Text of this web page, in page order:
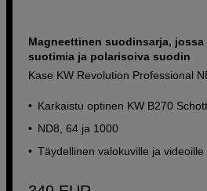
Magneettinen suodinsarja, jossa
suotimia ja polarisoiva suodin
Kase KW Revolution Professional
Karkaistu optinen KW B270
ND8, 64 ja 1000
Täydellinen valokuville ja videoille